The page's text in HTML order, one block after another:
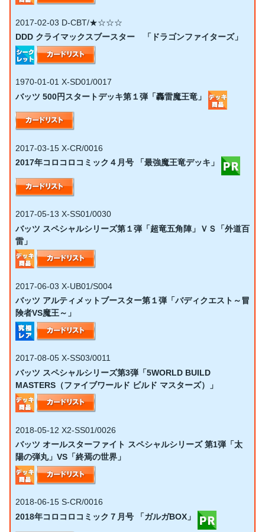
2017-02-03 D-CBT/★☆☆☆
DDD クライマックスブースター 「ドラゴンファイターズ」
1970-01-01 X-SD01/0017
バッツ 500円スタートデッキ第１弾「轟雷魔王竜」
2017-03-15 X-CR/0016
2017年コロコロコミック４月号 「最強魔王竜デッキ」
2017-05-13 X-SS01/0030
バッツ スペシャルシリーズ第１弾「超竜五角陣」ＶＳ「外道百
雷」
2017-06-03 X-UB01/S004
バッツ アルティメットブースター第１弾「バディクエスト～冒
険者VS魔王～」
2017-08-05 X-SS03/0011
バッツ スペシャルシリーズ第3弾「5WORLD BUILD
MASTERS（ファイブワールド ビルド マスターズ）」
2018-05-12 X2-SS01/0026
バッツ オールスターファイト スペシャルシリーズ 第1弾「太
陽の弾丸」VS「終焉の世界」
2018-06-15 S-CR/0016
2018年コロコロコミック７月号 「ガルガBOX」